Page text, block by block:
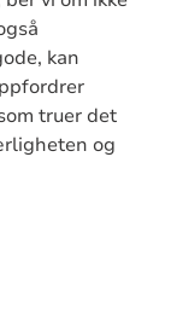
kan
truer det
og